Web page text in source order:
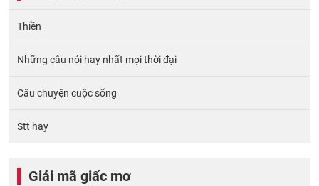
Thiền
Những câu nói hay nhất mọi thời đại
Câu chuyện cuộc sống
Stt hay
Giải mã giấc mơ